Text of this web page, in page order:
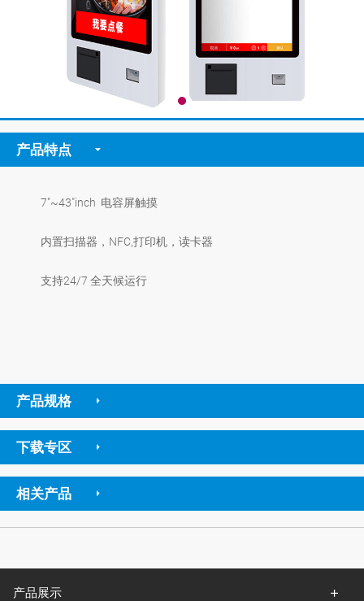
产品特点
7"~43"inch 电容屏触摸
内置扫描器，NFC,打印机，读卡器
支持24/7 全天候运行
产品规格
下载专区
相关产品
产品展示